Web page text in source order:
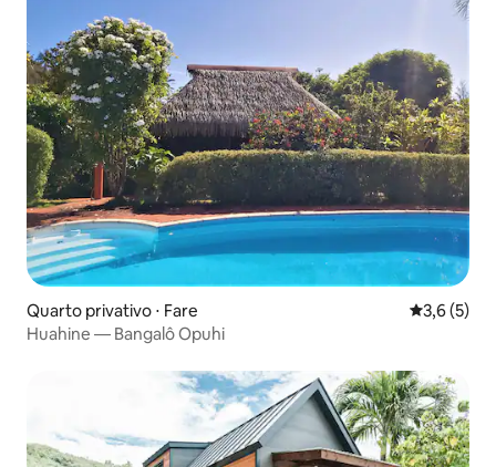
Quarto privativo ⋅ Fare 3,6 de
3,6 (5)
Huahine — Bangalô Opuhi